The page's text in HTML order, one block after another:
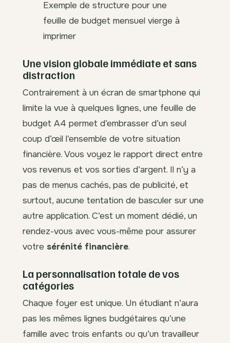
Exemple de structure pour une
feuille de budget mensuel vierge à
imprimer
Une vision globale immédiate et sans
distraction
Contrairement à un écran de smartphone qui
limite la vue à quelques lignes, une feuille de
budget A4 permet d’embrasser d’un seul
coup d’œil l’ensemble de votre situation
financière. Vous voyez le rapport direct entre
vos revenus et vos sorties d’argent. Il n’y a
pas de menus cachés, pas de publicité, et
surtout, aucune tentation de basculer sur une
autre application. C’est un moment dédié, un
rendez-vous avec vous-même pour assurer
votre sérénité financière.
La personnalisation totale de vos
catégories
Chaque foyer est unique. Un étudiant n’aura
pas les mêmes lignes budgétaires qu’une
famille avec trois enfants ou qu’un travailleur